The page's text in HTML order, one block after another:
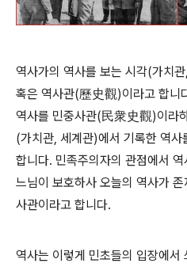
역사가의 역사를 보는 시각(가치
혹은 역사관(歷史觀)이라고 합니
역사를 민중사관(民衆史觀)이라
(가치관, 세계관)에서 기록한 역
합니다. 민족주의자의 관점에서
느님이 보호하사 오늘의 역사가
사관이라고 합니다.
역사는 이렇게 민초들의 입장에서